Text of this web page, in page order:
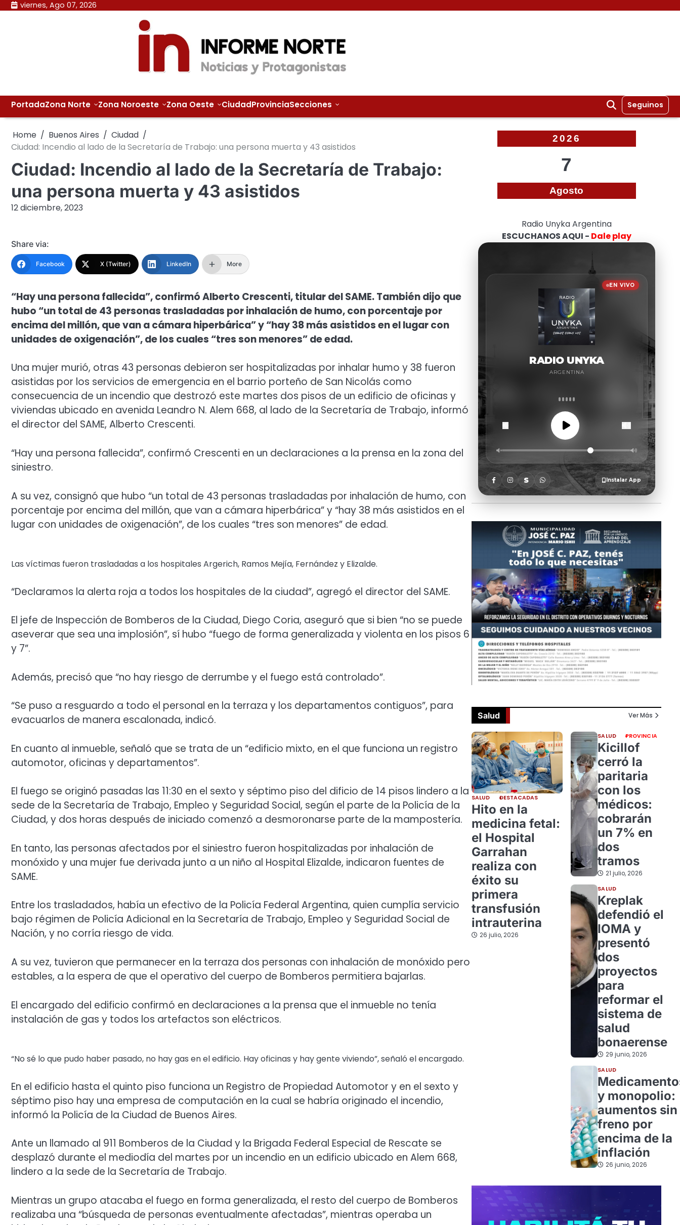
Skip viernes, Ago 07, 2026
PortadaZona Norte Zona Noroeste Zona Oeste CiudadProvinciaSecciones Seguinos
Home Buenos Aires
Ciudad
Ciudad: Incendio al lado de la Secretaría de Trabajo: una persona muerta y 43 asistidos
Ciudad: Incendio al lado de la Secretaría de Trabajo:
una persona muerta y 43 asistidos
12 diciembre, 2023
Share via:
Facebook X (Twitter) LinkedIn More
“Hay una persona fallecida”, confirmó Alberto Crescenti, titular del SAME. También dijo que
hubo “un total de 43 personas trasladadas por inhalación de humo, con porcentaje por
encima del millón, que van a cámara hiperbárica” y “hay 38 más asistidos en el lugar con
unidades de oxigenación”, de los cuales “tres son menores” de edad.
Una mujer murió, otras 43 personas debieron ser hospitalizadas por inhalar humo y 38 fueron
asistidas por los servicios de emergencia en el barrio porteño de San Nicolás como
consecuencia de un incendio que destrozó este martes dos pisos de un edificio de oficinas y
viviendas ubicado en avenida Leandro N. Alem 668, al lado de la Secretaría de Trabajo, informó
el director del SAME, Alberto Crescenti.
“Hay una persona fallecida”, confirmó Crescenti en un declaraciones a la prensa en la zona del
siniestro.
A su vez, consignó que hubo “un total de 43 personas trasladadas por inhalación de humo, con
porcentaje por encima del millón, que van a cámara hiperbárica” y “hay 38 más asistidos en el
lugar con unidades de oxigenación”, de los cuales “tres son menores” de edad.
Las víctimas fueron trasladadas a los hospitales Argerich, Ramos Mejía, Fernández y Elizalde.
“Declaramos la alerta roja a todos los hospitales de la ciudad”, agregó el director del SAME.
El jefe de Inspección de Bomberos de la Ciudad, Diego Coria, aseguró que si bien “no se puede
aseverar que sea una implosión”, sí hubo “fuego de forma generalizada y violenta en los pisos 6
y 7”.
Además, precisó que “no hay riesgo de derrumbe y el fuego está controlado”.
“Se puso a resguardo a todo el personal en la terraza y los departamentos contiguos”, para
evacuarlos de manera escalonada, indicó.
En cuanto al inmueble, señaló que se trata de un “edificio mixto, en el que funciona un registro
automotor, oficinas y departamentos”.
El fuego se originó pasadas las 11:30 en el sexto y séptimo piso del dificio de 14 pisos lindero a la
sede de la Secretaría de Trabajo, Empleo y Seguridad Social, según el parte de la Policía de la
Ciudad, y dos horas después de iniciado comenzó a desmoronarse parte de la mampostería.
En tanto, las personas afectados por el siniestro fueron hospitalizadas por inhalación de
monóxido y una mujer fue derivada junto a un niño al Hospital Elizalde, indicaron fuentes de
SAME.
Entre los trasladados, había un efectivo de la Policía Federal Argentina, quien cumplía servicio
bajo régimen de Policía Adicional en la Secretaría de Trabajo, Empleo y Seguridad Social de
Nación, y no corría riesgo de vida.
A su vez, tuvieron que permanecer en la terraza dos personas con inhalación de monóxido pero
estables, a la espera de que el operativo del cuerpo de Bomberos permitiera bajarlas.
El encargado del edificio confirmó en declaraciones a la prensa que el inmueble no tenía
instalación de gas y todos los artefactos son eléctricos.
“No sé lo que pudo haber pasado, no hay gas en el edificio. Hay oficinas y hay gente viviendo”, señaló el encargado.
En el edificio hasta el quinto piso funciona un Registro de Propiedad Automotor y en el sexto y
séptimo piso hay una empresa de computación en la cual se habría originado el incendio,
informó la Policía de la Ciudad de Buenos Aires.
Ante un llamado al 911 Bomberos de la Ciudad y la Brigada Federal Especial de Rescate se
desplazó durante el mediodía del martes por un incendio en un edificio ubicado en Alem 668,
lindero a la sede de la Secretaría de Trabajo.
Mientras un grupo atacaba el fuego en forma generalizada, el resto del cuerpo de Bomberos
realizaba una “búsqueda de personas eventualmente afectadas”, mientras operaba un
2026
7
Agosto
Radio Unyka Argentina
ESCUCHANOS AQUI - Dale play
Salud Ver Más
SALUD DESTACADAS
Hito en la
medicina fetal:
el Hospital
Garrahan
realiza con
éxito su
primera
transfusión
intrauterina
26 julio, 2026
SALUD PROVINCIA
Kicillof
cerró la
paritaria
con los
médicos:
cobrarán
un 7% en
dos
tramos
21 julio, 2026
SALUD
Kreplak
defendió el
IOMA y
presentó
dos
proyectos
para
reformar el
sistema de
salud
bonaerense
29 junio, 2026
SALUD
y monopolio:
aumentos sin
freno por
encima de la
inflación
26 junio, 2026